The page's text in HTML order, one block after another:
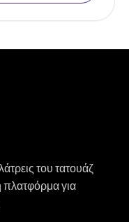
του τατουάζ
για